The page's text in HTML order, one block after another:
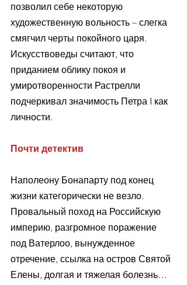
позволил себе некоторую
художественную вольность – слегка
смягчил черты покойного царя.
Искусствоведы считают, что
приданием облику покоя и
умиротворенности Растрелли
подчеркивал значимость Петра I как
личности.
Почти детектив
Наполеону Бонапарту под конец
жизни категорически не везло.
Провальный поход на Российскую
империю, разгромное поражение
под Ватерлоо, вынужденное
отречение, ссылка на остров Святой
Елены, долгая и тяжелая болезнь…